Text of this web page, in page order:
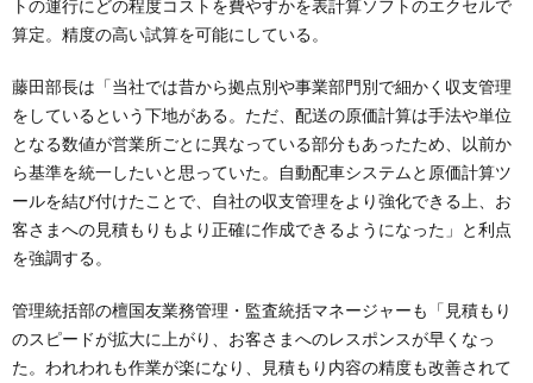
トの運行にどの程度コストを費やすかを表計算ソフトのエクセルで
算定。精度の高い試算を可能にしている。
藤田部長は「当社では昔から拠点別や事業部門別で細かく収支管理
をしているという下地がある。ただ、配送の原価計算は手法や単位
となる数値が営業所ごとに異なっている部分もあったため、以前か
ら基準を統一したいと思っていた。自動配車システムと原価計算ツ
ールを結び付けたことで、自社の収支管理をより強化できる上、お
客さまへの見積もりもより正確に作成できるようになった」と利点
を強調する。
管理統括部の檀国友業務管理・監査統括マネージャーも「見積もり
のスピードが拡大に上がり、お客さまへのレスポンスが早くなっ
た。われわれも作業が楽になり、見積もり内容の精度も改善されて